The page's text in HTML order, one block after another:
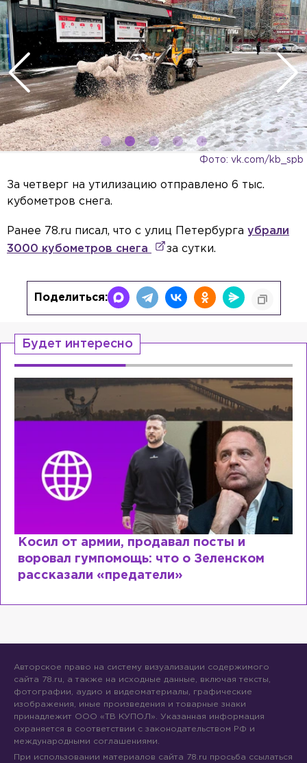
Фото: vk.com/kb_spb
За четверг на утилизацию отправлено 6 тыс.
кубометров снега.
Ранее 78.ru писал, что с улиц Петербурга убрали
3000 кубометров снега
за сутки.
Поделиться:
Будет интересно
Косил от армии, продавал посты и
воровал гумпомощь: что о Зеленском
рассказали «предатели»
Авторское право на систему визуализации содержимого
сайта 78.ru, а также на исходные данные, включая тексты,
фотографии, аудио и видеоматериалы, графические
изображения, иные произведения и товарные знаки
принадлежит ООО «ТВ КУПОЛ». Указанная информация
охраняется в соответствии с законодательством РФ и
международными соглашениями.
При использовании материалов сайта 78.ru просьба ссылаться